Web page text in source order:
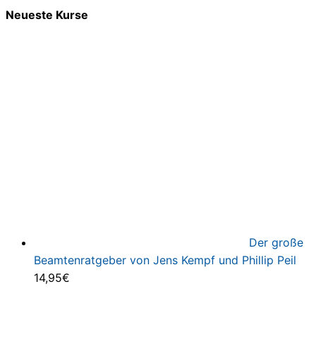
Neueste Kurse
Der große
Beamtenratgeber von Jens Kempf und Phillip Peil
14,95€